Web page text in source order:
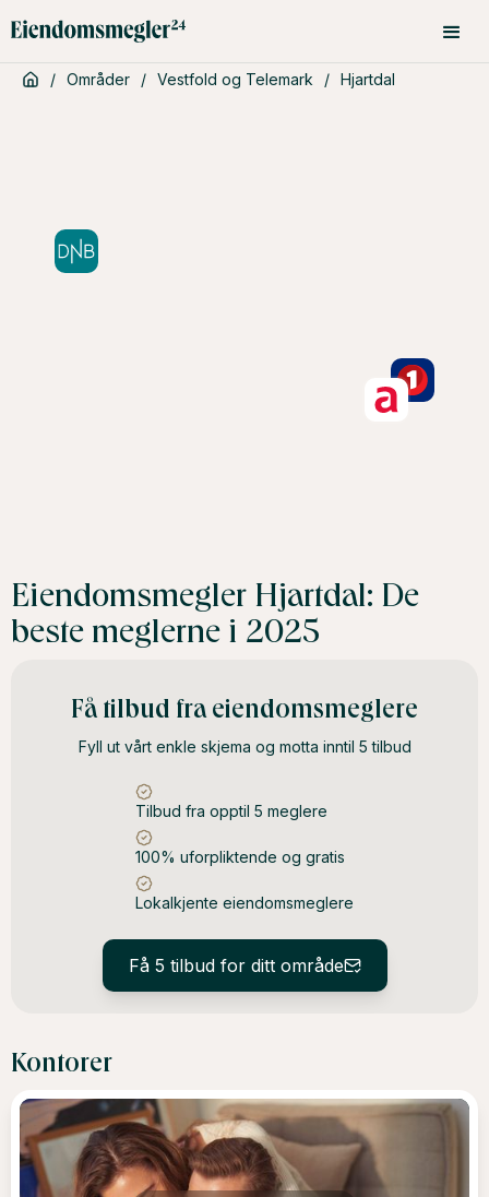
/ Områder / Vestfold og Telemark / Hjartdal
Eiendomsmegler Hjartdal: De
beste meglerne i 2025
Få tilbud fra eiendomsmeglere
Fyll ut vårt enkle skjema og motta inntil 5 tilbud
Tilbud fra opptil 5 meglere
100% uforpliktende og gratis
Lokalkjente eiendomsmeglere
Få 5 tilbud for ditt område
Kontorer